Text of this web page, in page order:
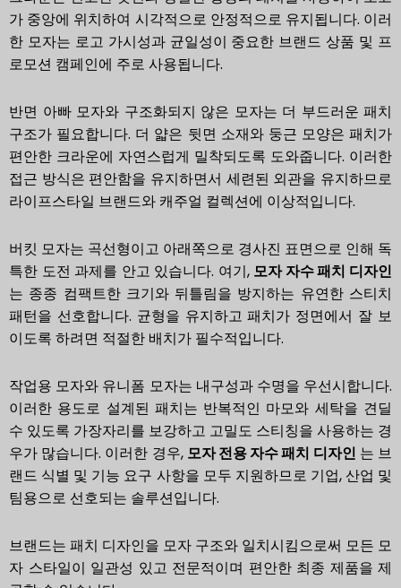
가 중앙에 위치하여 시각적으로 안정적으로 유지됩니다. 이러
한 모자는 로고 가시성과 균일성이 중요한 브랜드 상품 및 프
로모션 캠페인에 주로 사용됩니다.
반면 아빠 모자와 구조화되지 않은 모자는 더 부드러운 패치
구조가 필요합니다. 더 얇은 뒷면 소재와 둥근 모양은 패치가
편안한 크라운에 자연스럽게 밀착되도록 도와줍니다. 이러한
접근 방식은 편안함을 유지하면서 세련된 외관을 유지하므로
라이프스타일 브랜드와 캐주얼 컬렉션에 이상적입니다.
버킷 모자는 곡선형이고 아래쪽으로 경사진 표면으로 인해 독
특한 도전 과제를 안고 있습니다. 여기, 모자 자수 패치 디자인
는 종종 컴팩트한 크기와 뒤틀림을 방지하는 유연한 스티치
패턴을 선호합니다. 균형을 유지하고 패치가 정면에서 잘 보
이도록 하려면 적절한 배치가 필수적입니다.
작업용 모자와 유니폼 모자는 내구성과 수명을 우선시합니다.
이러한 용도로 설계된 패치는 반복적인 마모와 세탁을 견딜
수 있도록 가장자리를 보강하고 고밀도 스티칭을 사용하는 경
우가 많습니다. 이러한 경우, 모자 전용 자수 패치 디자인 는 브
랜드 식별 및 기능 요구 사항을 모두 지원하므로 기업, 산업 및
팀용으로 선호되는 솔루션입니다.
브랜드는 패치 디자인을 모자 구조와 일치시킴으로써 모든 모
자 스타일이 일관성 있고 전문적이며 편안한 최종 제품을 제